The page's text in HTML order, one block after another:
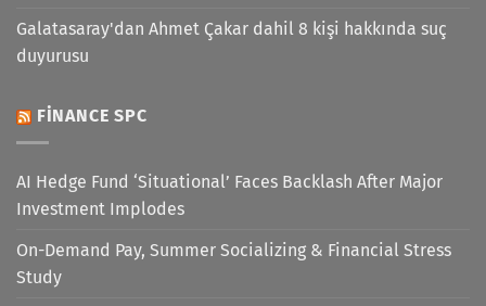
Galatasaray'dan Ahmet Çakar dahil 8 kişi hakkında suç
duyurusu
FINANCE SPC
AI Hedge Fund ‘Situational’ Faces Backlash After Major
Investment Implodes
On-Demand Pay, Summer Socializing & Financial Stress
Study